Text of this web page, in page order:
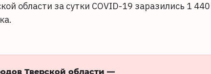
области за сутки COVID-19 заразились 1
Тверской области —